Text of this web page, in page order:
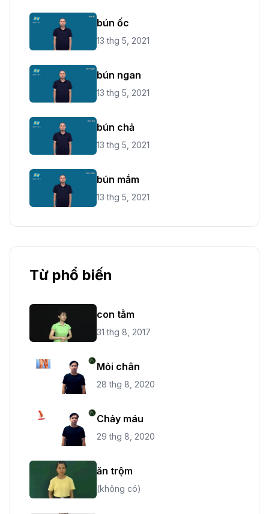
bún ốc
13 thg 5, 2021
bún ngan
13 thg 5, 2021
bún chả
13 thg 5, 2021
bún mắm
13 thg 5, 2021
Từ phổ biến
con tằm
31 thg 8, 2017
Mỏi chân
28 thg 8, 2020
Chảy máu
29 thg 8, 2020
ăn trộm
(không có)